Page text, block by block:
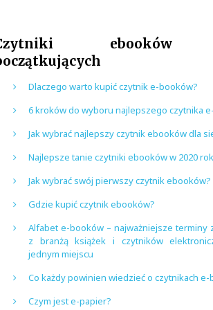
ebooków
Dlaczego warto kupić czytnik e-booków?
6 kroków do wyboru najlepszego czytnika
Jak wybrać najlepszy czytnik ebooków dla
Najlepsze tanie czytniki ebooków w 2020
Jak wybrać swój pierwszy czytnik ebooków?
Gdzie kupić czytnik ebooków?
Alfabet e-booków – najważniejsze terminy
z branżą książek i czytników
jednym miejscu
Co każdy powinien wiedzieć o czytnikach e-
Czym jest e-papier?